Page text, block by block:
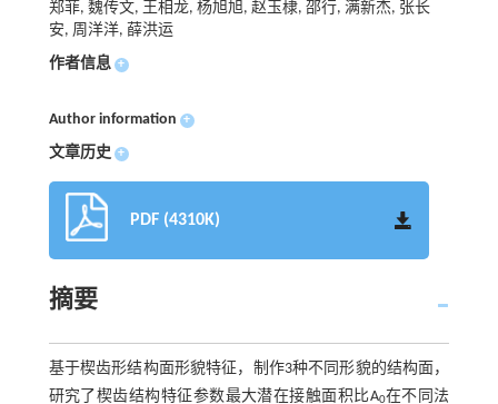
郑菲, 魏传文, 王相龙, 杨旭旭, 赵玉棣, 邵行, 满新杰, 张长
安, 周洋洋, 薛洪运
作者信息 +
Author information +
文章历史 +
PDF (4310K)
摘要
基于楔齿形结构面形貌特征，制作3种不同形貌的结构面，
研究了楔齿结构特征参数最大潜在接触面积比A0在不同法